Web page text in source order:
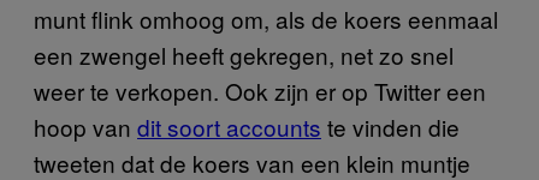
munt flink omhoog om, als de koers eenmaal
een zwengel heeft gekregen, net zo snel
weer te verkopen. Ook zijn er op Twitter een
hoop van dit soort accounts te vinden die
tweeten dat de koers van een klein muntje